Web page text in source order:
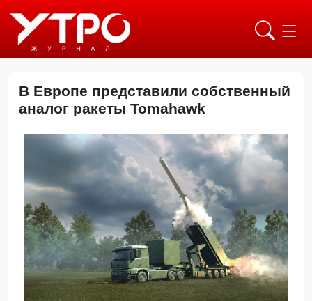
В Европе представили собственный
аналог ракеты Tomahawk